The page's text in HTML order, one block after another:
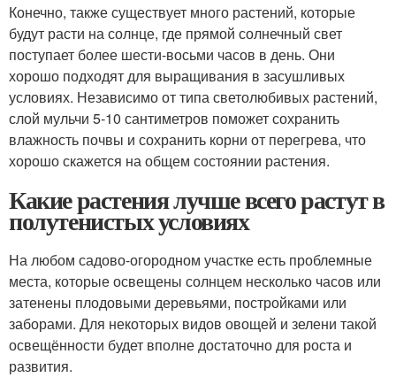
Конечно, также существует много растений, которые
будут расти на солнце, где прямой солнечный свет
поступает более шести-восьми часов в день. Они
хорошо подходят для выращивания в засушливых
условиях. Независимо от типа светолюбивых растений,
слой мульчи 5-10 сантиметров поможет сохранить
влажность почвы и сохранить корни от перегрева, что
хорошо скажется на общем состоянии растения.
Какие растения лучше всего растут в
полутенистых условиях
На любом садово-огородном участке есть проблемные
места, которые освещены солнцем несколько часов или
затенены плодовыми деревьями, постройками или
заборами. Для некоторых видов овощей и зелени такой
освещённости будет вполне достаточно для роста и
развития.